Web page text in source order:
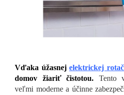
Vďaka úžasnej elektrickej
domov žiariť čistotou.
Tento
veľmi moderne a účinne